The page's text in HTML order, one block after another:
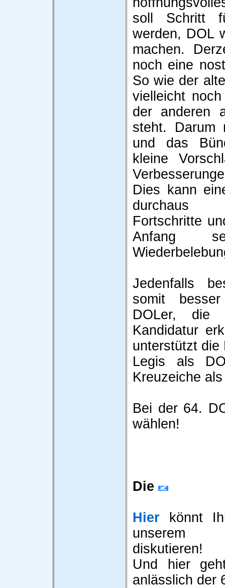
soll Schritt
werden, DOL
machen.
noch eine
So wie der
vielleicht
der anderen
steht. Darum
und das
kleine
Dies kann
durchaus
Fortschritte
Anfang
Jedenfalls
somit
DOLer, die
Kandidatur
unterstützt die
Legis als
Kreuzeiche
Bei der 64.
wählen!
Die
Hier könnt
unserem
diskutieren!
Und hier
anlässlich der